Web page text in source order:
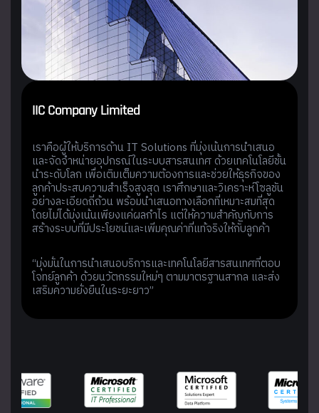
IICCompany Limited
เราคือผู้ให้บริการด้าน IT Solutions ที่มุ่งเน้นการนำเสนอ
และจัดจำหน่ายอุปกรณ์ในระบบสารสนเทศ ด้วยเทคโนโลยีชั้น
นำระดับโลก เพื่อเติมเต็มความต้องการและช่วยให้ธุรกิจของ
ลูกค้าประสบความสำเร็จสูงสุด เราศึกษาและวิเคราะห์โซลูชัน
อย่างละเอียดถี่ถ้วน พร้อมนำเสนอทางเลือกที่เหมาะสมที่สุด
โดยไม่ได้มุ่งเน้นเพียงแค่ผลกำไร แต่ให้ความสำคัญกับการ
สร้างระบบที่มีประโยชน์และเพิ่มคุณค่าที่แท้จริงให้กับลูกค้า
“มุ่งมั่นในการนำเสนอบริการและเทคโนโลยีสารสนเทศที่ตอบ
โจทย์ลูกค้า ด้วยนวัตกรรมใหม่ๆ ตามมาตรฐานสากล และส่ง
เสริมความยั่งยืนในระยะยาว”